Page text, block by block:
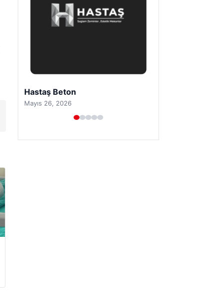
Prenses Night Club
Nisan 29, 2026